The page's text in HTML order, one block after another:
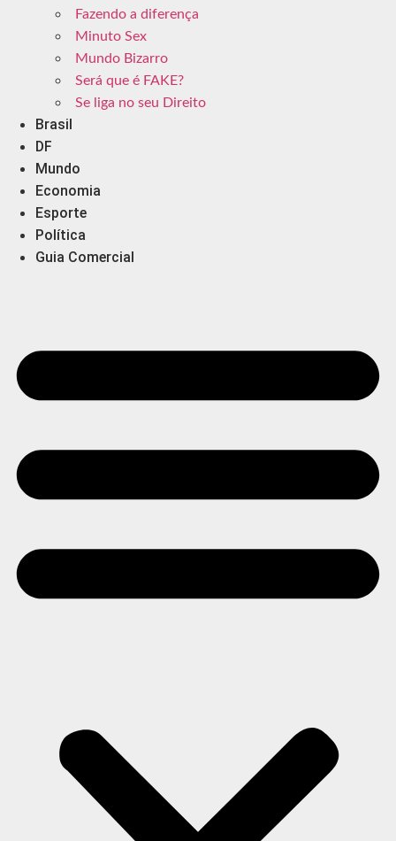
Fazendo a diferença
Minuto Sex
Mundo Bizarro
Será que é FAKE?
Se liga no seu Direito
Brasil
DF
Mundo
Economia
Esporte
Política
Guia Comercial